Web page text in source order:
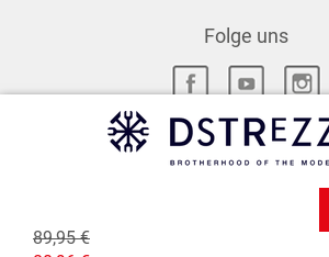
89,95 €
Folge uns
DATENSCHUTZ-EINSTELLUNGEN